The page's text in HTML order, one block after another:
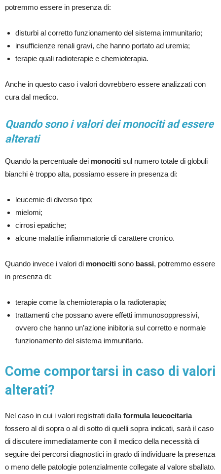
potremmo essere in presenza di:
disturbi al corretto funzionamento del sistema immunitario;
insufficienze renali gravi, che hanno portato ad uremia;
terapie quali radioterapie e chemioterapia.
Anche in questo caso i valori dovrebbero essere analizzati con
cura dal medico.
Quando sono i valori dei monociti ad essere
alterati
Quando la percentuale dei monociti sul numero totale di globuli
bianchi è troppo alta, possiamo essere in presenza di:
leucemie di diverso tipo;
mielomi;
cirrosi epatiche;
alcune malattie infiammatorie di carattere cronico.
Quando invece i valori di monociti sono bassi, potremmo essere
in presenza di:
terapie come la chemioterapia o la radioterapia;
trattamenti che possano avere effetti immunosoppressivi,
ovvero che hanno un’azione inibitoria sul corretto e normale
funzionamento del sistema immunitario.
Come comportarsi in caso di valori
alterati?
Nel caso in cui i valori registrati dalla formula leucocitaria
fossero al di sopra o al di sotto di quelli sopra indicati, sarà il caso
di discutere immediatamente con il medico della necessità di
seguire dei percorsi diagnostici in grado di individuare la presenza
o meno delle patologie potenzialmente collegate al valore sballato.